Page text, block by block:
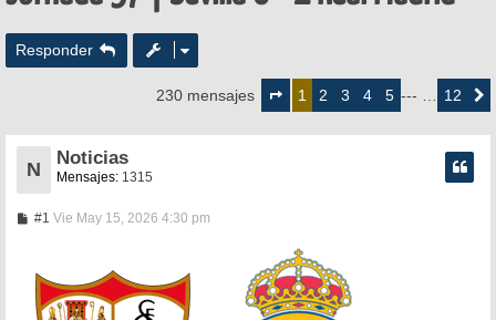
Responder
230 mensajes
de
1 2 3 4 5 --- … 12
N
Noticias
Mensajes: 1315
#1 M
a
e
Vie May 15, 2026 4:30 pm